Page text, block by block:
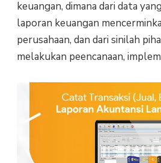
keuangan, dimana dari data
laporan keuangan
perusahaan, dan dari sinilah
melakukan peencanaan,